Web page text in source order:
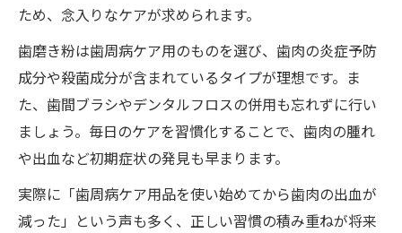
毎日のケアが歯肉の炎症予防へと導くコツ
歯肉の炎症予防に繋がる毎日のセルフケア
術
歯肉健康を守る日々の歯周病ケア習慣とは
歯肉の状態悪化を防ぐケアタイミングの秘
密
歯肉ケアにおすすめの毎日のセルフケア手
順
ため、念入りなケアが求められます。
歯磨き粉は歯周病ケア用のものを選び、歯肉の炎症予防
成分や殺菌成分が含まれているタイプが理想です。ま
た、歯間ブラシやデンタルフロスの併用も忘れずに行い
ましょう。毎日のケアを習慣化することで、歯肉の腫れ
や出血など初期症状の発見も早まります。
実際に「歯周病ケア用品を使い始めてから歯肉の出血が
減った」という声も多く、正しい習慣の積み重ねが将来